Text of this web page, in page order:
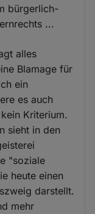
bürgerlich-
...
alles
Blamage für
ein
es auch
Kriterium.
sieht in den
"soziale
heute einen
darstellt.
mehr